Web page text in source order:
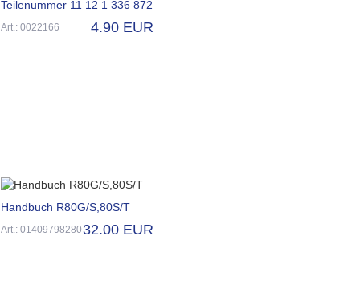
Teilenummer 11 12 1 336 872
Art.: 0022166 4.90 EUR
Handbuch R80G/S,80S/T
Art.: 01409798280 32.00 EUR